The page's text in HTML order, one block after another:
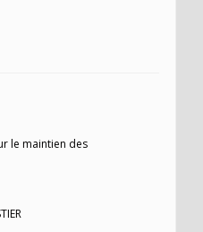
le maintien des